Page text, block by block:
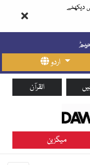
دیکھئے
اردو
القرآن
میگزین